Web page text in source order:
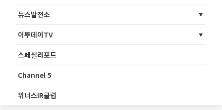
뉴스발전소
이투데이TV
스페셜리포트
Channel 5
위너스IR클럽